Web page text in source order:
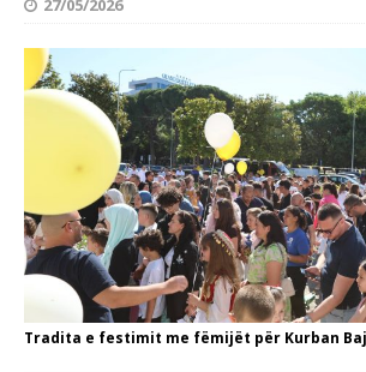
27/05/2026
Tradita e festimit me fëmijët për Kurban